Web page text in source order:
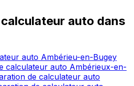
auto dans
auto Ambérieu-en-Bugey
calculateur auto Ambérieux-en-
de calculateur auto